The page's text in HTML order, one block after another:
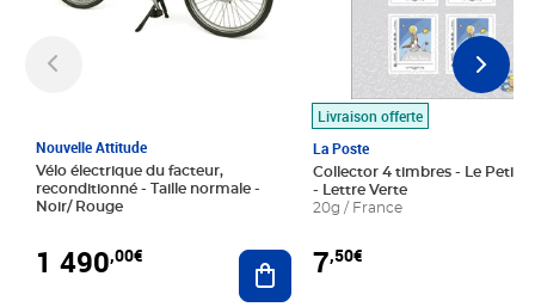
Nouvelle Attitude
Vélo électrique du facteur,
reconditionné - Taille normale -
Noir/ Rouge
1 490,00€ Ajouter au panier
Livraison offerte
La Poste
Collector 4 timbres - Le Petit
- Lettre Verte
20g / France
7,50€